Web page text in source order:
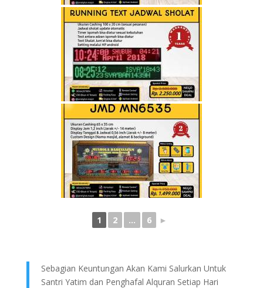
1 2 ... 6 ►
Sebagian Keuntungan Akan Kami Salurkan Untuk
Santri Yatim dan Penghafal Alquran Setiap Hari